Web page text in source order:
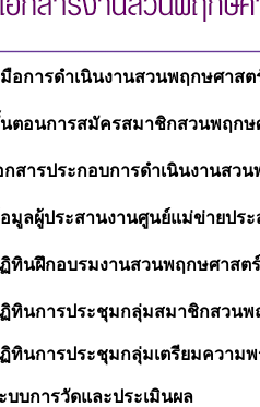
อการดำเนินงานสวนพฤกษศาสต
ตอนการสมัครสมาชิกสวนพฤกษ
กสารประกอบการดำเนินงานสว
มูลผู้ประสานงานศูนย์แม่ข่ายปร
ทินฝึกอบรมงานสวนพฤกษศาสตร์
ทินการประชุมกลุ่มสมาชิกสวนพ
ทินการประชุมกลุ่มเตรียมความพ
บบการวัดและประเมินผล